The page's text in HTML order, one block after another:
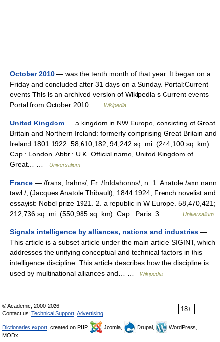
October 2010 — was the tenth month of that year. It began on a
Friday and concluded after 31 days on a Sunday. Portal:Current
events This is an archived version of Wikipedia s Current events
Portal from October 2010 …
Wikipedia
United Kingdom — a kingdom in NW Europe, consisting of Great
Britain and Northern Ireland: formerly comprising Great Britain and
Ireland 1801 1922. 58,610,182; 94,242 sq. mi. (244,100 sq. km).
Cap.: London. Abbr.: U.K. Official name, United Kingdom of
Great… …
Universalium
France — /frans, frahns/; Fr. /frddahonns/, n. 1. Anatole /ann nann
tawl /, (Jacques Anatole Thibault), 1844 1924, French novelist and
essayist: Nobel prize 1921. 2. a republic in W Europe. 58,470,421;
212,736 sq. mi. (550,985 sq. km). Cap.: Paris. 3.… …
Universalium
Signals intelligence by alliances, nations and industries —
This article is a subset article under the main article SIGINT, which
addresses the unifying conceptual and technical factors in this
intelligence discipline. This article describes how the discipline is
used by multinational alliances and… …
Wikipedia
18+
© Academic, 2000-2026
Contact us: Technical Support Advertising
Dictionaries export , created on PHP, Joomla, Drupal,
WordPress,
MODx.